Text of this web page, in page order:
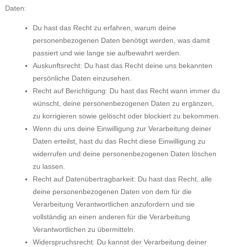
Daten:
Du hast das Recht zu erfahren, warum deine
personenbezogenen Daten benötigt werden, was damit
passiert und wie lange sie aufbewahrt werden.
Auskunftsrecht: Du hast das Recht deine uns bekannten
persönliche Daten einzusehen.
Recht auf Berichtigung: Du hast das Recht wann immer du
wünscht, deine personenbezogenen Daten zu ergänzen,
zu korrigieren sowie gelöscht oder blockiert zu bekommen.
Wenn du uns deine Einwilligung zur Verarbeitung deiner
Daten erteilst, hast du das Recht diese Einwilligung zu
widerrufen und deine personenbezogenen Daten löschen
zu lassen.
Recht auf Datenübertragbarkeit: Du hast das Recht, alle
deine personenbezogenen Daten von dem für die
Verarbeitung Verantwortlichen anzufordern und sie
vollständig an einen anderen für die Verarbeitung
Verantwortlichen zu übermitteln.
Widerspruchsrecht: Du kannst der Verarbeitung deiner